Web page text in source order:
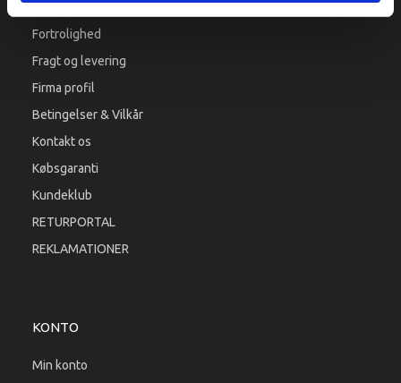
Fortrolighed
Fragt og levering
Firma profil
Betingelser & Vilkår
Kontakt os
Købsgaranti
Kundeklub
RETURPORTAL
REKLAMATIONER
KONTO
Min konto